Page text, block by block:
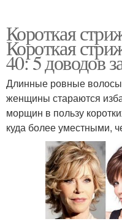
Короткая
Короткая
40: 5 доводов
Длинные ровные волосы
женщины стараются
морщин в пользу
куда более уместными,